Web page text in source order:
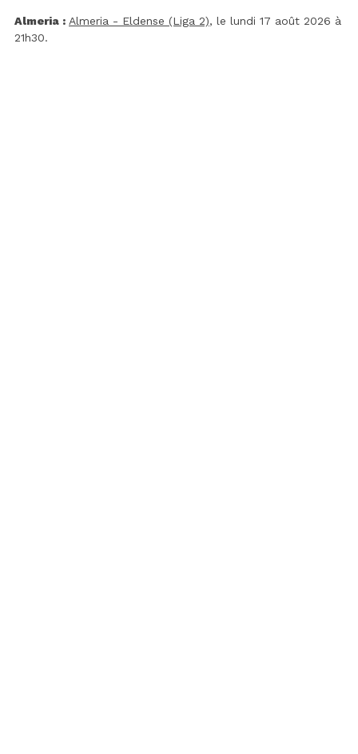
Almeria : Almeria - Eldense (Liga 2), le lundi 17 août 2026 à
21h30.